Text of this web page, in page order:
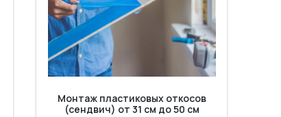
Монтаж пластиковых откосов
(сендвич) от 31 см до 50 см